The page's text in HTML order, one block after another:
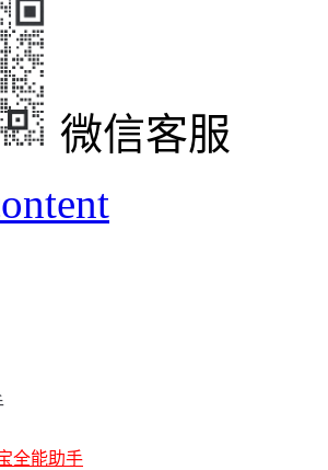
微信客服
全能助手